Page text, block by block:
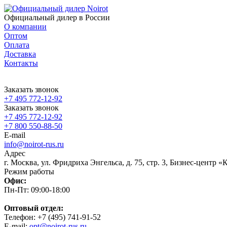
Официальный дилер в России
О компании
Оптом
Оплата
Доставка
Контакты
Заказать звонок
+7 495 772-12-92
Заказать звонок
+7 495 772-12-92
+7 800 550-88-50
E-mail
info@noirot-rus.ru
Адрес
г. Москва, ул. Фридриха Энгельса, д. 75, стр. 3, Бизнес-центр
Режим работы
Офис:
Пн-Пт: 09:00-18:00
Оптовый отдел:
Телефон: +7 (495) 741-91-52